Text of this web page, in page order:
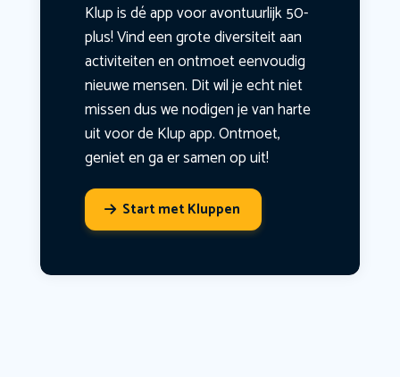
Klup is dé app voor avontuurlijk 50-
plus! Vind een grote diversiteit aan
activiteiten en ontmoet eenvoudig
nieuwe mensen. Dit wil je echt niet
missen dus we nodigen je van harte
uit voor de Klup app. Ontmoet,
geniet en ga er samen op uit!
Start met Kluppen